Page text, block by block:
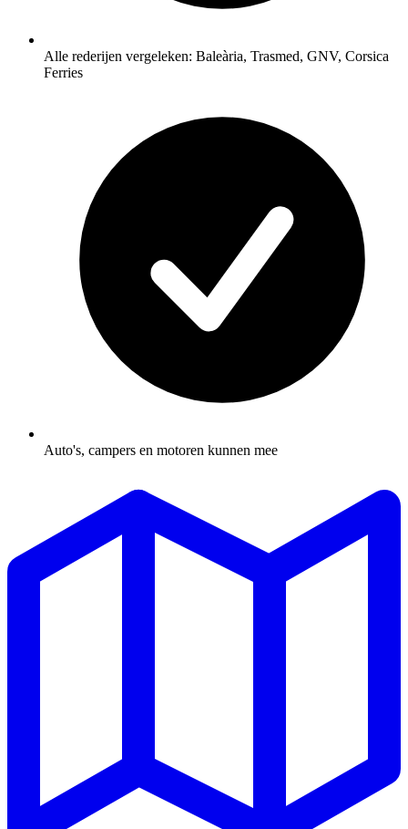
Alle rederijen vergeleken: Baleària, Trasmed, GNV, Corsica
Ferries
Auto's, campers en motoren kunnen mee